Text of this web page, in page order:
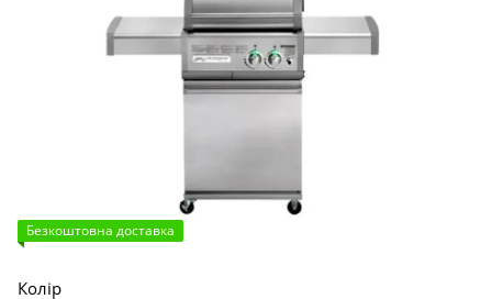
Безкоштовна доставка
Колір